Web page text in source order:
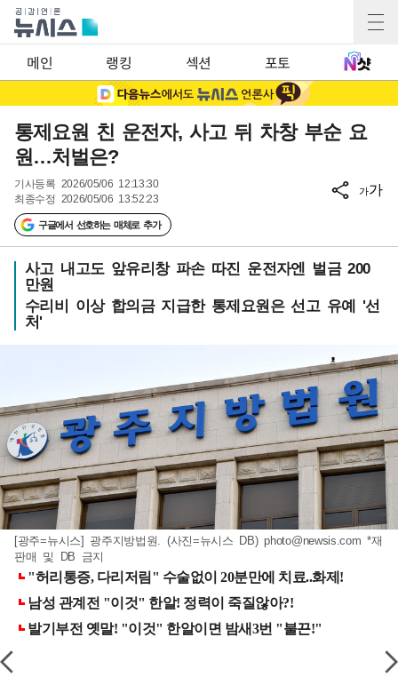
메인 랭킹 섹션 포토
통제요원 친 운전자, 사고 뒤 차창 부순 요
원…처벌은?
기사등록 2026/05/06 12:13:30
최종수정 2026/05/06 13:52:23
구글에서 선호하는 매체로 추가
가가
사고 내고도 앞유리창 파손 따진 운전자엔 벌금 200
만원
수리비 이상 합의금 지급한 통제요원은 선고 유예 '선
처'
[광주=뉴시스] 광주지방법원. (사진=뉴시스 DB)photo@newsis.com *재
판매 및 DB 금지